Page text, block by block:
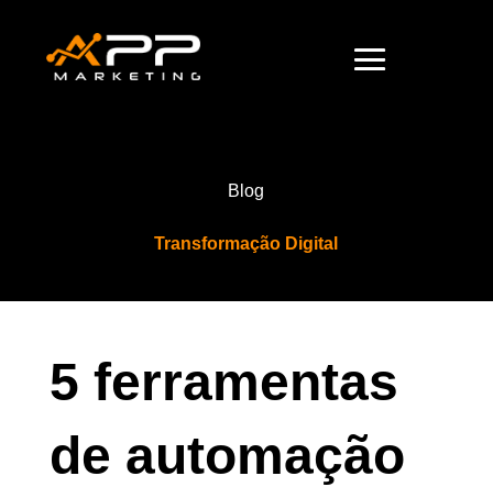
Blog
Transformação Digital
5 ferramentas
de automação